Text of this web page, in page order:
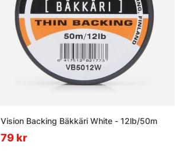
Vision Backing Bäkkäri White - 12lb/50m
79 kr